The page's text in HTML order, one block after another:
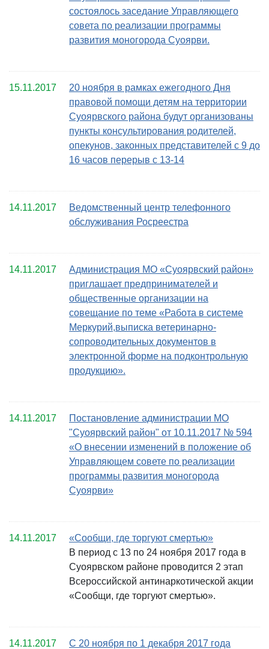
состоялось заседание Управляющего
совета по реализации программы
развития моногорода Суоярви.
15.11.2017
20 ноября в рамках ежегодного Дня
правовой помощи детям на территории
Суоярвского района будут организованы
пункты консультирования родителей,
опекунов, законных представителей с 9 до
16 часов перерыв с 13-14
14.11.2017
Ведомственный центр телефонного
обслуживания Росреестра
14.11.2017
Администрация МО «Суоярвский район»
приглашает предпринимателей и
общественные организации на
совещание по теме «Работа в системе
Меркурий,выписка ветеринарно-
сопроводительных документов в
электронной форме на подконтрольную
продукцию».
14.11.2017
Постановление администрации МО
"Суоярвский район" от 10.11.2017 № 594
«О внесении изменений в положение об
Управляющем совете по реализации
программы развития моногорода
Суоярви»
14.11.2017
«Сообщи, где торгуют смертью»
В период с 13 по 24 ноября 2017 года в
Суоярвском районе проводится 2 этап
Всероссийской антинаркотической акции
«Сообщи, где торгуют смертью».
14.11.2017
С 20 ноября по 1 декабря 2017 года